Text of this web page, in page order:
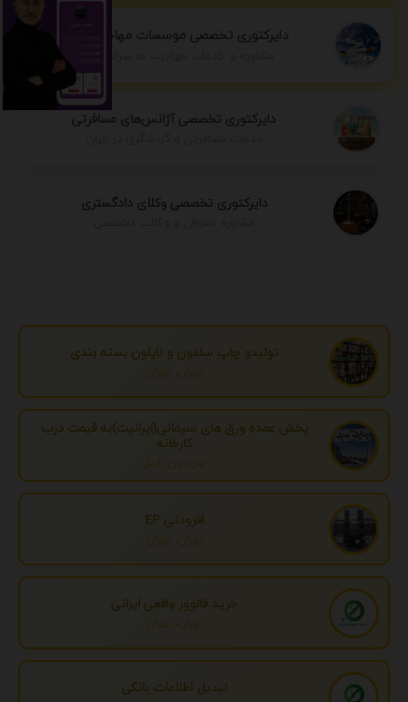
دایرکتوری تخصصی موسسات مهاجرتی ایران
مشاوره و خدمات مهاجرت به سراسر جهان
دایرکتوری تخصصی آژانس‌های مسافرتی
دایرکتوری تخصصی وکلای دادگستری
تولیدو چاپ سلفون و نایلون بسته بندی
تهران، تهران
پخش عمده ورق های سیمانی(ایرانیت)به قیمت درب
کارخانه
مازندران، آمل
افزودنی EP
تهران، تهران
خرید فالوور واقعی ایرانی
تهران، تهران
تبدیل اطلاعات بانکی